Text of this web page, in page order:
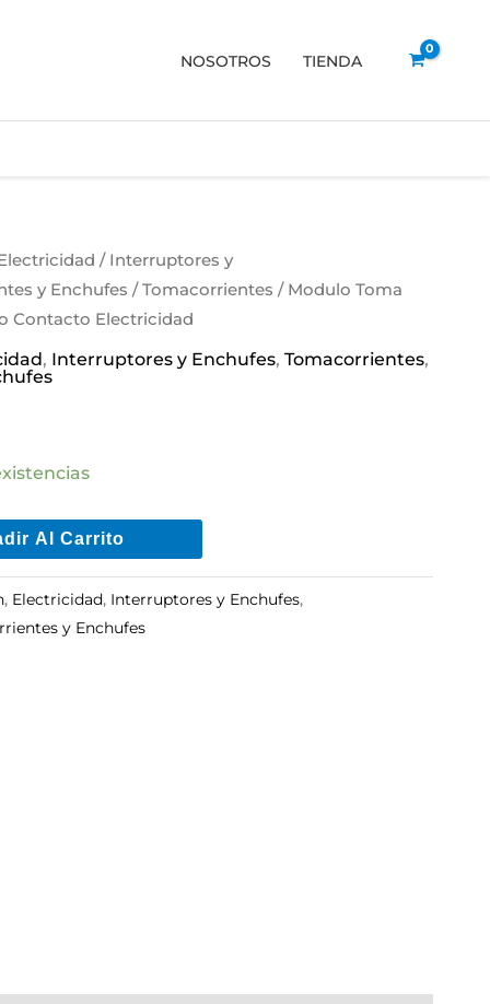
NOSOTROS TIENDA
/ Interruptores y
y Enchufes /Tomacorrientes / Modulo Toma
Contacto Electricidad
, Interruptores y Enchufes, Tomacorrientes,
Al Carrito
, Electricidad, Interruptores y Enchufes,
y Enchufes